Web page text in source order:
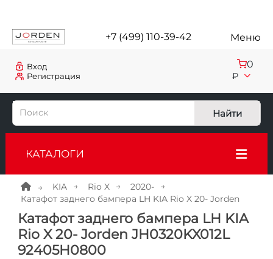
+7 (499) 110-39-42 Меню
Регистрация
Вход 0
₽
Найти
КАТАЛОГИ
KIA Rio X
2020-
Катафот заднего бампера LH KIA Rio X 20- Jorden
Катафот заднего бампера LH KIA
Rio X 20- Jorden JH0320KX012L
92405H0800